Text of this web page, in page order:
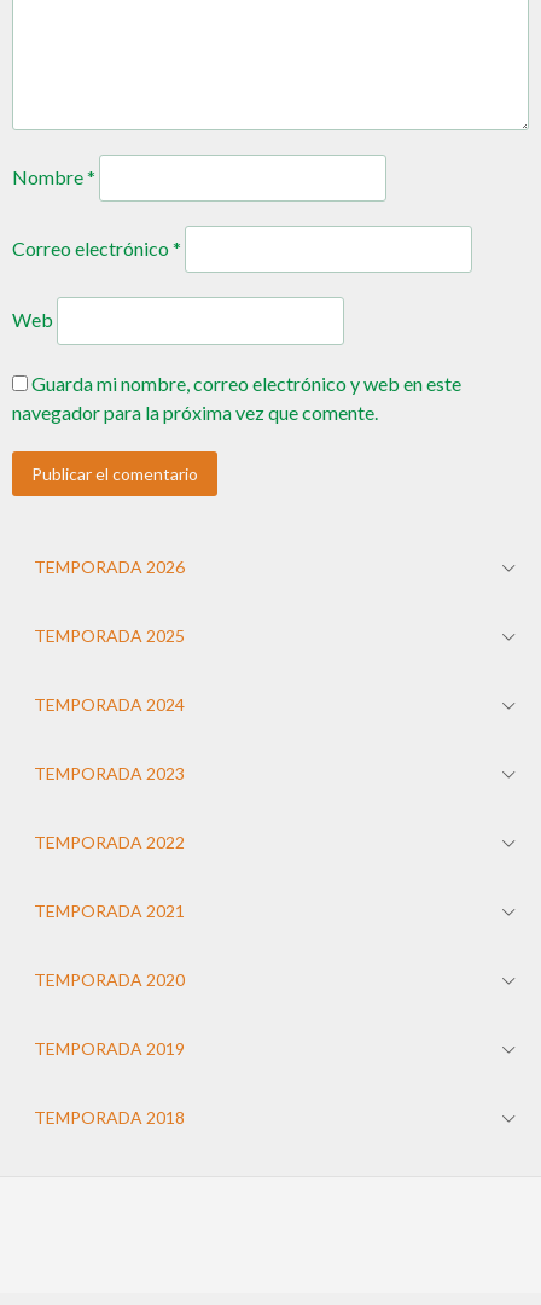
Nombre*
Correo electrónico*
Web
Guarda mi nombre, correo electrónico y web en este
navegador para la próxima vez que comente.
TEMPORADA 2026
TEMPORADA 2025
TEMPORADA 2024
TEMPORADA 2023
TEMPORADA 2022
TEMPORADA 2021
TEMPORADA 2020
TEMPORADA 2019
TEMPORADA 2018